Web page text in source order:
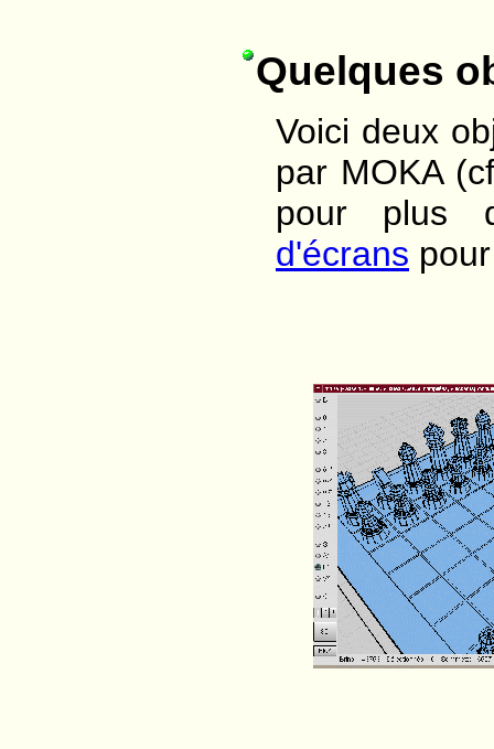
Quelques
Voici deux
par MOKA
pour plus
d'écrans